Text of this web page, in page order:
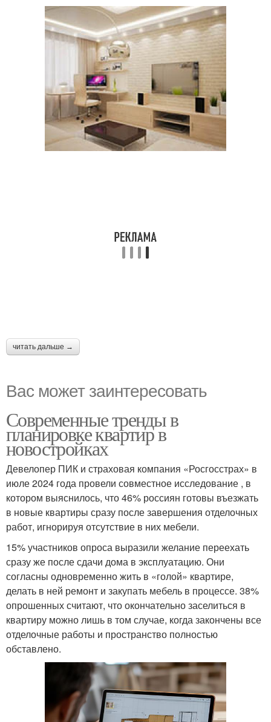
читать дальше →
Вас может заинтересовать
Современные тренды в
планировке квартир в
новостройках
Девелопер ПИК и страховая компания «Росгосстрах» в
июле 2024 года провели совместное исследование , в
котором выяснилось, что 46% россиян готовы въезжать
в новые квартиры сразу после завершения отделочных
работ, игнорируя отсутствие в них мебели.
15% участников опроса выразили желание переехать
сразу же после сдачи дома в эксплуатацию. Они
согласны одновременно жить в «голой» квартире,
делать в ней ремонт и закупать мебель в процессе. 38%
опрошенных считают, что окончательно заселиться в
квартиру можно лишь в том случае, когда закончены все
отделочные работы и пространство полностью
обставлено.